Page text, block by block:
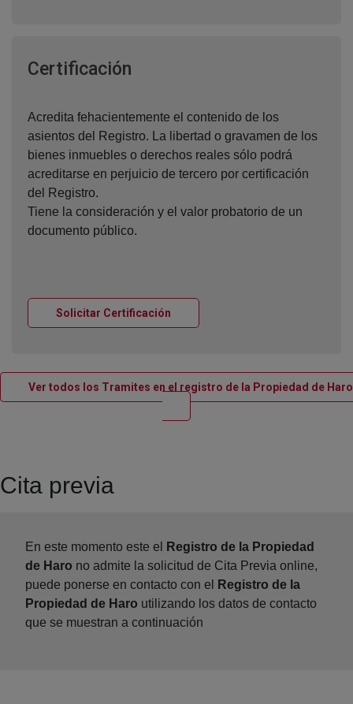
Certificación
Acredita fehacientemente el contenido de los
asientos del Registro. La libertad o gravamen de los
bienes inmuebles o derechos reales sólo podrá
acreditarse en perjuicio de tercero por certificación
del Registro.
Tiene la consideración y el valor probatorio de un
documento público.
Solicitar Certificación
Ver todos los Tramites en el registro de la Propiedad de Haro
Ventana nueva
Cita previa
En este momento este el
Registro de la Propiedad
de Haro no admite la solicitud de Cita Previa online,
puede ponerse en contacto con el
Registro de la
Propiedad de Haro utilizando los datos de contacto
que se muestran a continuación